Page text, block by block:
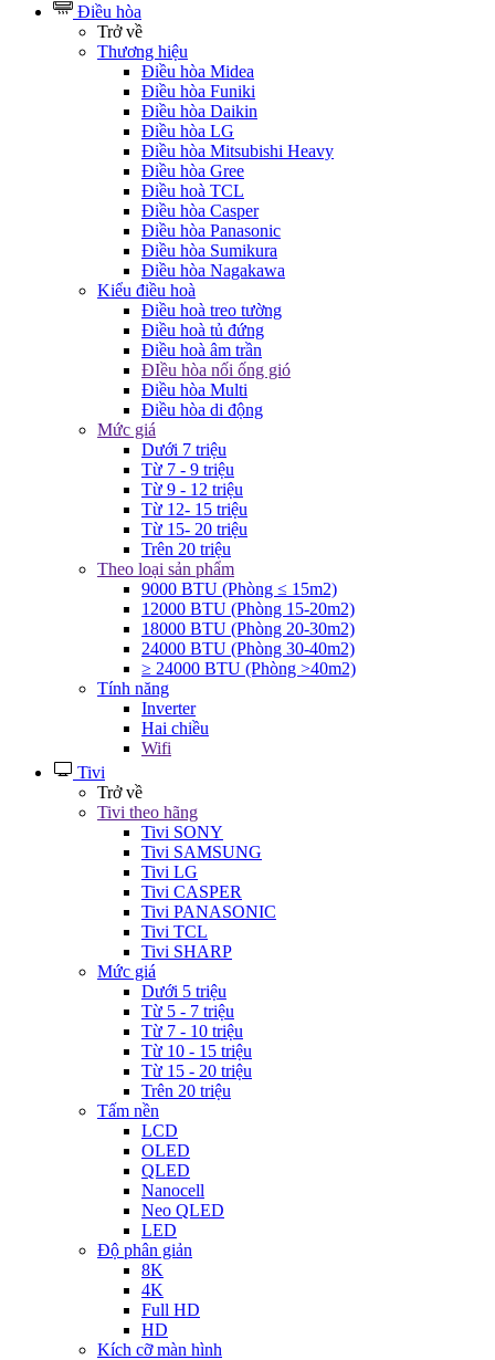
Điều hòa
Trở về
Thương hiệu
Điều hòa Midea
Điều hòa Funiki
Điều hòa Daikin
Điều hòa LG
Điều hòa Mitsubishi Heavy
Điều hòa Gree
Điều hoà TCL
Điều hòa Casper
Điều hòa Panasonic
Điều hòa Sumikura
Điều hòa Nagakawa
Kiểu điều hoà
Điều hoà treo tường
Điều hoà tủ đứng
Điều hoà âm trần
ĐIều hòa nối ống gió
Điều hòa Multi
Điều hòa di động
Mức giá
Dưới 7 triệu
Từ 7 - 9 triệu
Từ 9 - 12 triệu
Từ 12- 15 triệu
Từ 15- 20 triệu
Trên 20 triệu
Theo loại sản phẩm
9000 BTU (Phòng ≤ 15m2)
12000 BTU (Phòng 15-20m2)
18000 BTU (Phòng 20-30m2)
24000 BTU (Phòng 30-40m2)
≥ 24000 BTU (Phòng >40m2)
Tính năng
Inverter
Hai chiều
Wifi
Tivi
Trở về
Tivi theo hãng
Tivi SONY
Tivi SAMSUNG
Tivi LG
Tivi CASPER
Tivi PANASONIC
Tivi TCL
Tivi SHARP
Mức giá
Dưới 5 triệu
Từ 5 - 7 triệu
Từ 7 - 10 triệu
Từ 10 - 15 triệu
Từ 15 - 20 triệu
Trên 20 triệu
Tấm nền
LCD
OLED
QLED
Nanocell
Neo QLED
LED
Độ phân giản
8K
4K
Full HD
HD
Kích cỡ màn hình